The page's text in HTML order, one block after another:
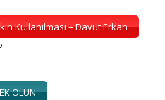
Kullanılması – Davut Erkan
OLUN